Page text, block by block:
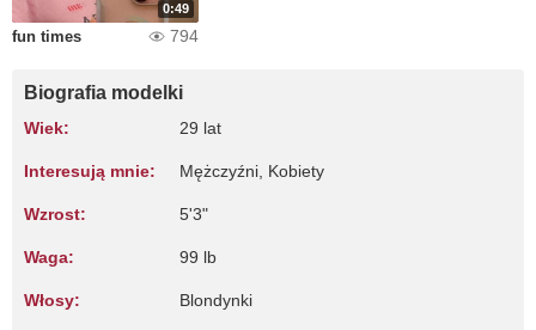
0:49
fun times 794
Biografia modelki
Wiek: 29 lat
Interesują mnie: Mężczyźni, Kobiety
Wzrost: 5'3"
Waga: 99 lb
Włosy: Blondynki